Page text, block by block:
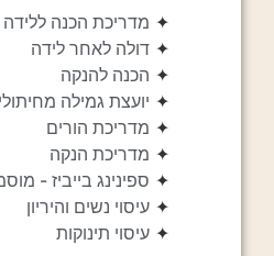
✦ מדריכת הכנה ללידה
✦ דולה לאחר לידה
✦ הכנה להנקה
✦ יועצת גמילה
✦ מדריכת הורים
✦ מדריכת הנקה
✦ ספינינג בייביז -
✦ עיסוי נשים והיריון
✦ עיסוי תינוקות